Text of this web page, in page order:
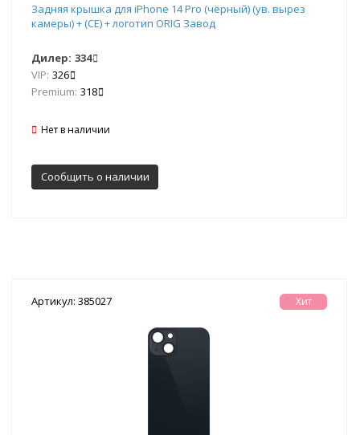
Задняя крышка для iPhone 14 Pro (чёрный) (ув. вырез
камеры) + (СЕ) + логотип ORIG Завод
Дилер: 334
VIP: 326
Premium: 318
Нет в наличии
Сообщить о наличии
Артикул: 385027 Хит